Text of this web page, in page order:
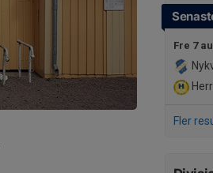
Fre 7
Herr
Fler